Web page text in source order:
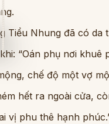
Tiểu Nhung đã có
“Oán phụ nơi
chế độ một vợ
hết ra ngoài cửa,
vị phu thê hạnh